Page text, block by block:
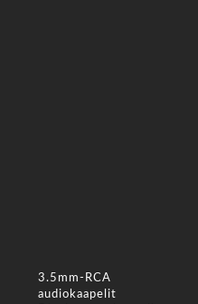
3.5mm-RCA
audiokaapelit